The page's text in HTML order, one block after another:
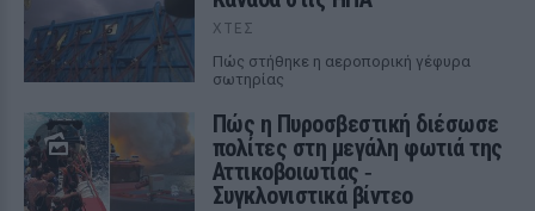
ΧΤΕΣ
Πώς στήθηκε η αεροπορική γέφυρα
σωτηρίας
Πώς η Πυροσβεστική διέσωσε
πολίτες στη μεγάλη φωτιά της
Αττικοβοιωτίας ‑
Συγκλονιστικά βίντεο